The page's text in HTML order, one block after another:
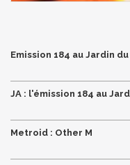
Emission 184 au Jardin
JA : l'émission 184 au
Metroid : Other M